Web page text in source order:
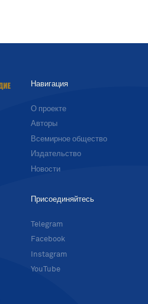
Навигация
О проекте
Авторы
Всемирное общество
Издательство
Новости
Присоединяйтесь
Telegram
Facebook
Instagram
YouTube